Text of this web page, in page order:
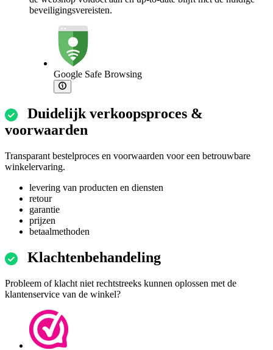
beveiligingsvereisten.
Google Safe Browsing
Duidelijk verkoopsproces &
voorwaarden
Transparant bestelproces en voorwaarden voor een betrouwbare
winkelervaring.
levering van producten en diensten
retour
garantie
prijzen
betaalmethoden
Klachtenbehandeling
Probleem of klacht niet rechtstreeks kunnen oplossen met de
klantenservice van de winkel?